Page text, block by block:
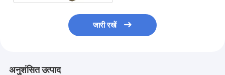
जारी रखें
अनुशंसित उत्पाद